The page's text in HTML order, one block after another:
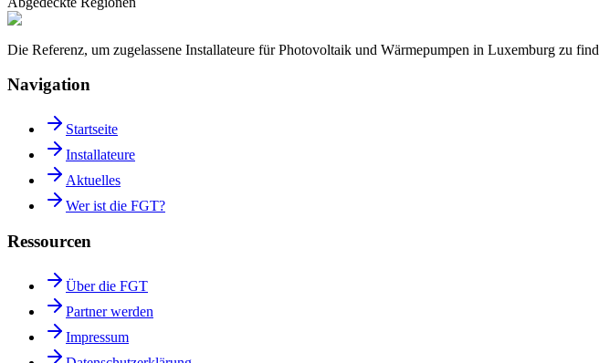
Die Referenz, um zugelassene Installateure für Photovoltaik und Wärmepumpen in Luxemburg zu
Navigation
Startseite
Installateure
Aktuelles
Wer ist die FGT?
Ressourcen
Über die FGT
Partner werden
Impressum